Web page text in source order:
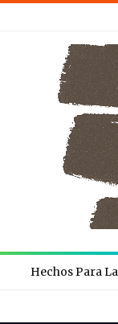
Hechos Para